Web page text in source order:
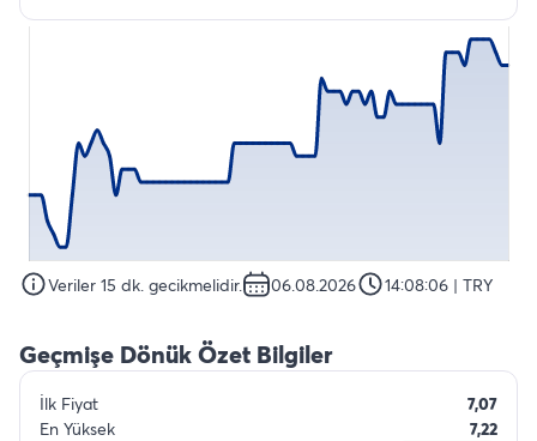
Veriler 15 dk. gecikmelidir. 06.08.2026 14:08:06 | TRY
Geçmişe Dönük Özet Bilgiler
İlk Fiyat
7,07
En Yüksek
7,22